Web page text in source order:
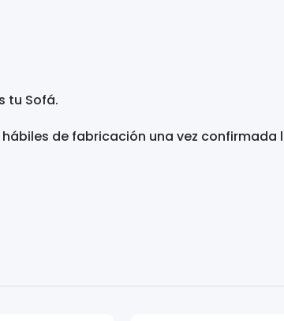
tu Sofá.
de fabricación una vez